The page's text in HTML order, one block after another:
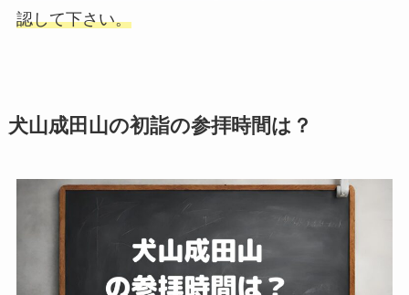
認して下さい。
犬山成田山の初詣の参拝時間は？